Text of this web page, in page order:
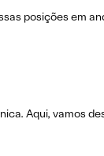
posições em
Aqui, vamos